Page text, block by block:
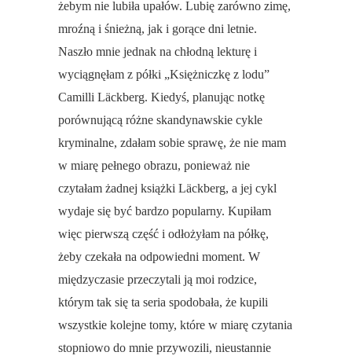
żebym nie lubiła upałów. Lubię zarówno zimę,
mroźną i śnieżną, jak i gorące dni letnie.
Naszło mnie jednak na chłodną lekturę i
wyciągnęłam z półki „Księżniczkę z lodu”
Camilli Läckberg . Kiedyś, planując notkę
porównującą różne skandynawskie cykle
kryminalne, zdałam sobie sprawę, że nie mam
w miarę pełnego obrazu, ponieważ nie
czytałam żadnej książki Läckberg , a jej cykl
wydaje się być bardzo popularny. Kupiłam
więc pierwszą część i odłożyłam na półkę,
żeby czekała na odpowiedni moment. W
międzyczasie przeczytali ją moi rodzice,
którym tak się ta seria spodobała, że kupili
wszystkie kolejne tomy, które w miarę czytania
stopniowo do mnie przywozili, nieustannie